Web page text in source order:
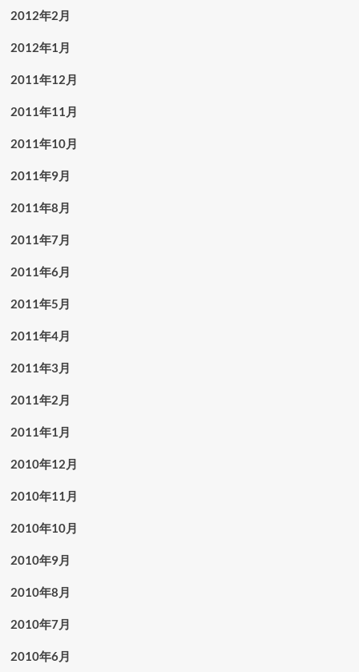
2012年2月
2012年1月
2011年12月
2011年11月
2011年10月
2011年9月
2011年8月
2011年7月
2011年6月
2011年5月
2011年4月
2011年3月
2011年2月
2011年1月
2010年12月
2010年11月
2010年10月
2010年9月
2010年8月
2010年7月
2010年6月